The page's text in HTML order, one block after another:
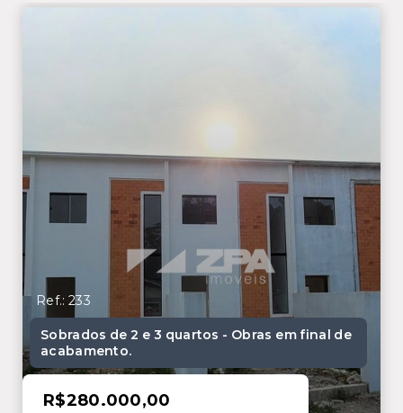
Ref.: 233
Sobrados de 2 e 3 quartos - Obras em final de
acabamento.
R$280.000,00